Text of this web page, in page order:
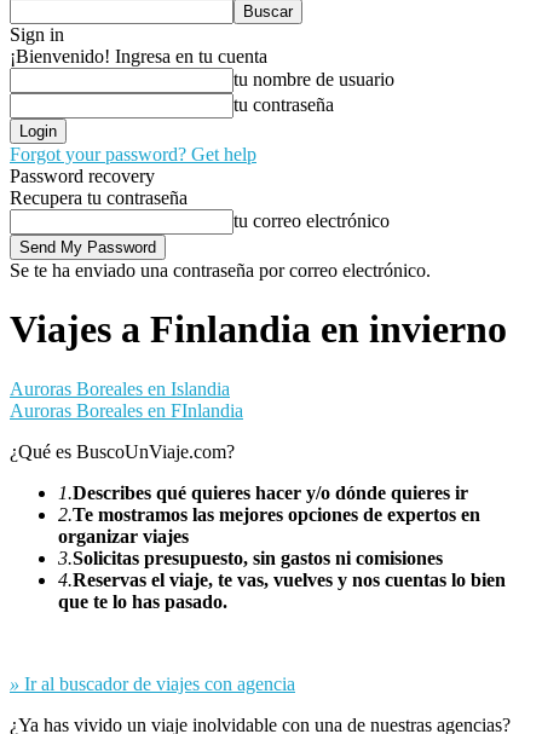
Sign in
¡Bienvenido! Ingresa en tu cuenta
tu nombre de usuario
tu contraseña
Forgot your password? Get help
Password recovery
Recupera tu contraseña
tu correo electrónico
Se te ha enviado una contraseña por correo electrónico.
Viajes a Finlandia en invierno
Auroras Boreales en Islandia
Auroras Boreales en FInlandia
¿Qué es BuscoUnViaje.com?
1.Describes qué quieres hacer y/o dónde quieres ir
2.Te mostramos las mejores opciones de expertos en
organizar viajes
3.Solicitas presupuesto, sin gastos ni comisiones
4.Reservas el viaje, te vas, vuelves y nos cuentas lo bien
que te lo has pasado.
» Ir al buscador de viajes con agencia
¿Ya has vivido un viaje inolvidable con una de nuestras agencias?